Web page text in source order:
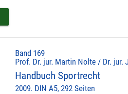
Band 169
Prof. Dr. jur. Martin Nolte / Dr. jur.
Handbuch Sportrecht
2009. DIN A5, 292 Seiten